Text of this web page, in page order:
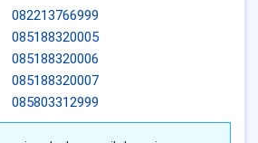
082213766999
085188320005
085188320006
085188320007
085803312999